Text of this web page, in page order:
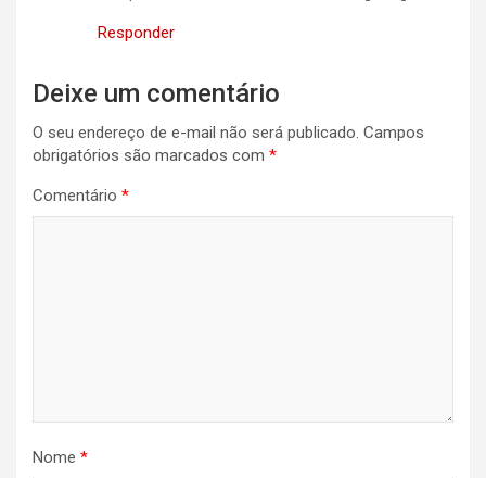
Responder
Deixe um comentário
O seu endereço de e-mail não será publicado. Campos
obrigatórios são marcados com *
Comentário *
Nome *